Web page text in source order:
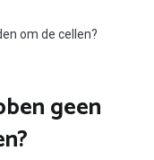
om de cellen?
geen